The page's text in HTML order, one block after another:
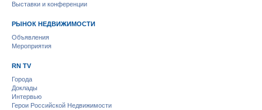
Выставки и конференции
РЫНОК НЕДВИЖИМОСТИ
Объявления
Мероприятия
RN TV
Города
Доклады
Интервью
Герои Российской Недвижимости